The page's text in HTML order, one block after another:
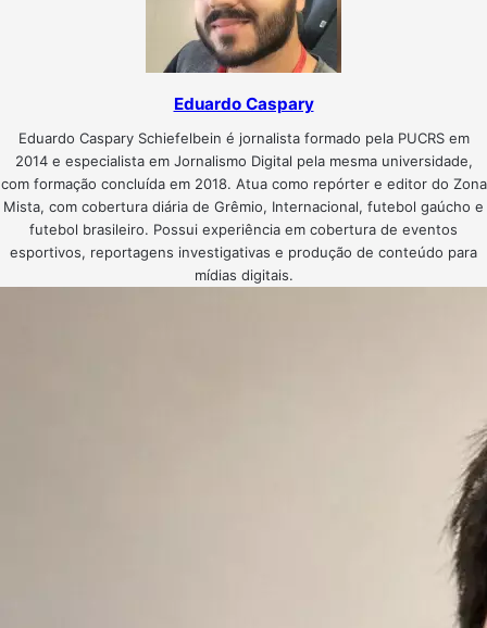
Eduardo Caspary
Eduardo Caspary Schiefelbein é jornalista formado pela PUCRS em
2014 e especialista em Jornalismo Digital pela mesma universidade,
com formação concluída em 2018. Atua como repórter e editor do Zona
Mista, com cobertura diária de Grêmio, Internacional, futebol gaúcho e
futebol brasileiro. Possui experiência em cobertura de eventos
esportivos, reportagens investigativas e produção de conteúdo para
mídias digitais.